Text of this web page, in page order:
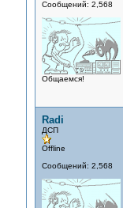
Сообщений: 2,568
Общаемся!
Radi
ДСП
Offline
Сообщений: 2,568